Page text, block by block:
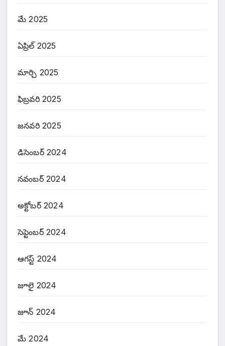
మే 2025
ఏప్రిల్ 2025
మార్చి 2025
ఫిబ్రవరి 2025
జనవరి 2025
డిసెంబర్ 2024
నవంబర్ 2024
అక్టోబర్ 2024
సెప్టెంబర్ 2024
ఆగస్ట్ 2024
జూలై 2024
జూన్ 2024
మే 2024